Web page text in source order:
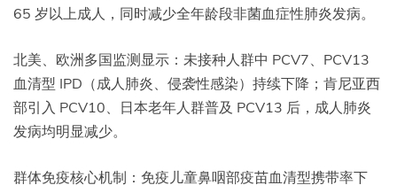
65 岁以上成人，同时减少全年龄段非菌血症性肺炎发病。
北美、欧洲多国监测显示：未接种人群中 PCV7、PCV13
血清型 IPD（成人肺炎、侵袭性感染）持续下降；肯尼亚西
部引入 PCV10、日本老年人群普及 PCV13 后，成人肺炎
发病均明显减少。
群体免疫核心机制：免疫儿童鼻咽部疫苗血清型携带率下